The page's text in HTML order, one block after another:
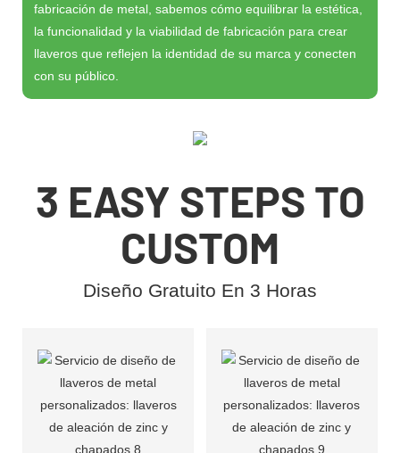
fabricación de metal, sabemos cómo equilibrar la estética,
la funcionalidad y la viabilidad de fabricación para crear
llaveros que reflejen la identidad de su marca y conecten
con su público.
3 EASY STEPS TO
CUSTOM
Diseño Gratuito En 3 Horas